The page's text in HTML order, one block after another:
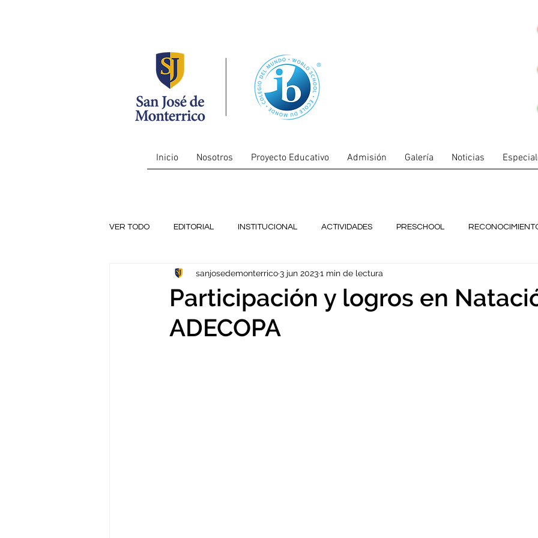
Inicio Nosotros Proyecto Educativo Admisión Galería Noticias
VER TODO EDITORIAL INSTITUCIONAL ACTIVIDADES PRESCHOOL
TECNOLOGÍA VERANO Educación y Familia EXALUMNOS
Arte NOTICIAS
Participación y logros en
ADECOPA
sanjosedemonterrico3 jun 20231 min de lectura